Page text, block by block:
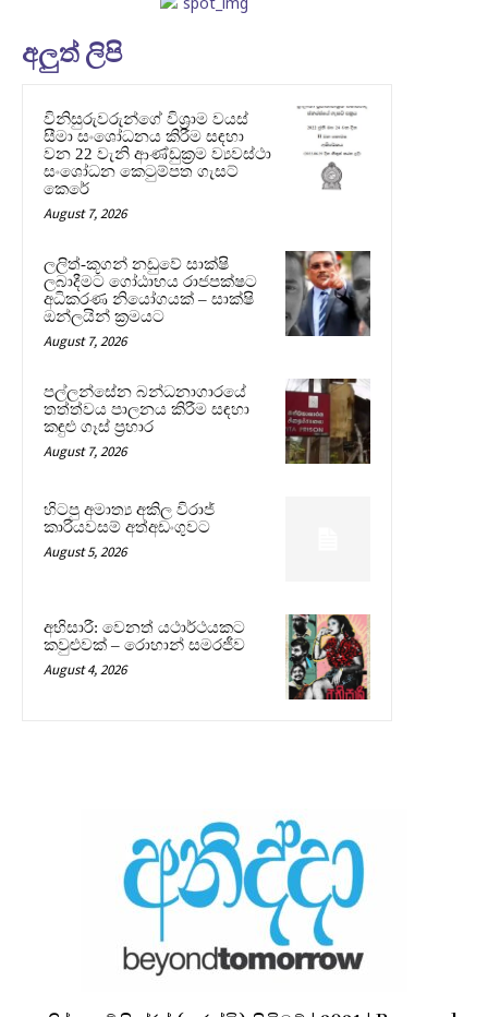
අලුත් ලිපි
විනිසුරුවරුන්ගේ විශ්‍රාම වයස්
සීමා සංශෝධනය කිරීම සඳහා
වන 22 වැනි ආණ්ඩුක්‍රම ව්‍යවස්ථා
සංශෝධන කෙටුම්පත ගැසට්
කෙරේ
August 7, 2026
ලලිත්-කූගන් නඩුවේ සාක්ෂි
ලබාදීමට ගෝඨාභය රාජපක්ෂට
අධිකරණ නියෝගයක් – සාක්ෂි
ඔන්ලයින් ක්‍රමයට
August 7, 2026
පල්ලන්සේන බන්ධනාගාරයේ
තත්ත්වය පාලනය කිරීම සඳහා
කඳුළු ගෑස් ප්‍රහාර
August 7, 2026
හිටපු අමාත්‍ය අකිල විරාජ්
කාරියවසම් අත්අඩංගුවට
August 5, 2026
අභිසාරී: වෙනත් යථාර්ථයකට
කවුළුවක් – රොහාන් සමරජීව
August 4, 2026